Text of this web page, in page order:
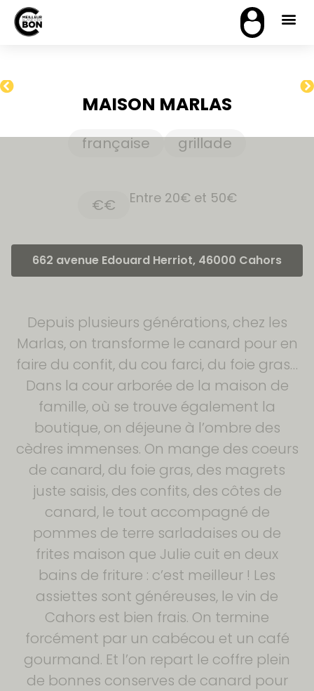
MAISON MARLAS
française grillade
€€ Entre 20€ et 50€
662 avenue Edouard Herriot, 46000 Cahors
Depuis plusieurs générations, chez les
Marlas, on transforme le canard pour en
faire du confit, du cou farci, du foie gras…
Dans la cour arborée de la maison de
famille, où se trouve également la
boutique, on déjeune à l’ombre des
cèdres immenses. On mange des coeurs
de canard, du foie gras, des magrets
juste saisis, des confits, des côtes de
canard, le tout accompagné de
pommes de terre sarladaises ou de
frites maison que Julie cuit en deux
bains de friture : c’est meilleur ! Les
assiettes sont généreuses, le vin de
Cahors est bien frais. On termine
forcément par un cabécou et un café
gourmand. Et l’on repart le coffre plein
de bonnes conserves de canard pour